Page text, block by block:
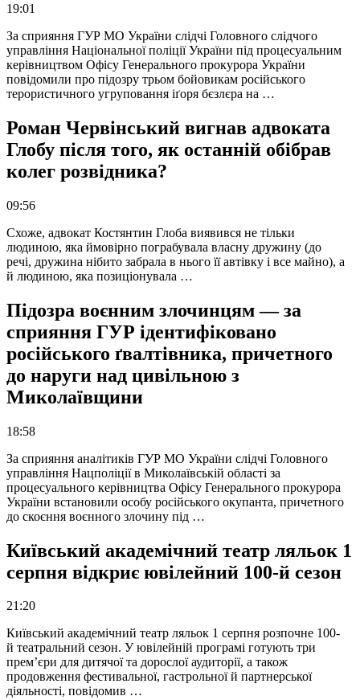
19:01
За сприяння ГУР МО України слідчі Головного слідчого
управління Національної поліції України під процесуальним
керівництвом Офісу Генерального прокурора України
повідомили про підозру трьом бойовикам російського
терористичного угруповання іґоря бєзлєра на …
Роман Червінський вигнав адвоката
Глобу після того, як останній обібрав
колег розвідника?
09:56
Схоже, адвокат Костянтин Глоба виявився не тільки
людиною, яка ймовірно пограбувала власну дружину (до
речі, дружина нібито забрала в нього її автівку і все майно), а
й людиною, яка позиціонувала …
Підозра воєнним злочинцям — за
сприяння ГУР ідентифіковано
російського ґвалтівника, причетного
до наруги над цивільною з
Миколаївщини
18:58
За сприяння аналітиків ГУР МО України слідчі Головного
управління Нацполіції в Миколаївській області за
процесуального керівництва Офісу Генерального прокурора
України встановили особу російського окупанта, причетного
до скоєння воєнного злочину під …
Київський академічний театр ляльок 1
серпня відкриє ювілейний 100-й сезон
21:20
Київський академічний театр ляльок 1 серпня розпочне 100-
й театральний сезон. У ювілейній програмі готують три
прем’єри для дитячої та дорослої аудиторії, а також
продовження фестивальної, гастрольної й партнерської
діяльності, повідомив …